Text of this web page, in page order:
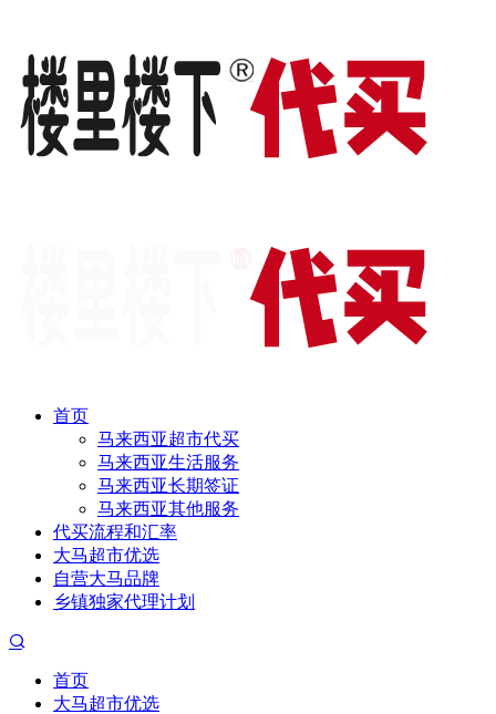
首页
马来西亚超市代买
马来西亚生活服务
马来西亚长期签证
马来西亚其他服务
代买流程和汇率
大马超市优选
自营大马品牌
乡镇独家代理计划
首页
大马超市优选